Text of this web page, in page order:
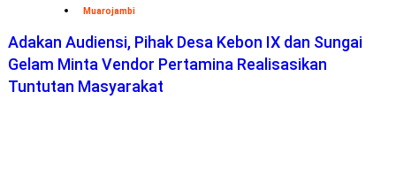
Muarojambi
Adakan Audiensi, Pihak Desa Kebon IX dan Sungai
Gelam Minta Vendor Pertamina Realisasikan
Tuntutan Masyarakat